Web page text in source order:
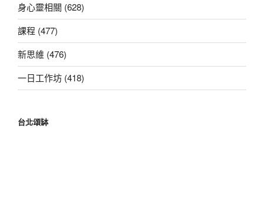
身心靈相關 (628)
課程 (477)
新思維 (476)
一日工作坊 (418)
台北頌缽